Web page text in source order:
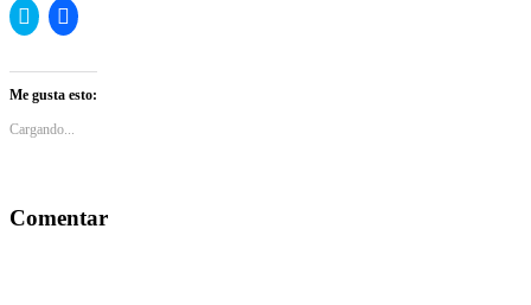
Haz
clic
en
Twitter
(Se
abre
en
Haz
clic
en
Facebook
(Se
en
Me gusta esto:
Cargando...
Comentar